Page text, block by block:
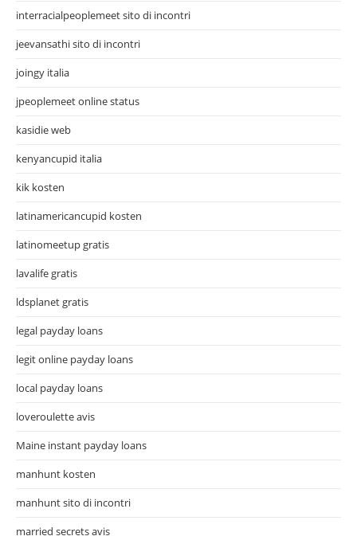
interracialpeoplemeet sito di incontri
jeevansathi sito di incontri
joingy italia
jpeoplemeet online status
kasidie web
kenyancupid italia
kik kosten
latinamericancupid kosten
latinomeetup gratis
lavalife gratis
ldsplanet gratis
legal payday loans
legit online payday loans
local payday loans
loveroulette avis
Maine instant payday loans
manhunt kosten
manhunt sito di incontri
married secrets avis